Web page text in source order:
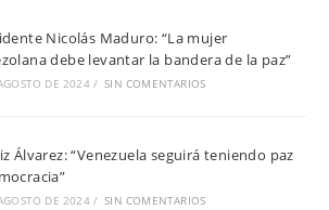
Nicolás Maduro: “La mujer
debe levantar la bandera de la paz”
DE 2024 / SIN COMENTARIOS
Álvarez: “Venezuela seguirá teniendo paz
DE 2024 / SIN COMENTARIOS